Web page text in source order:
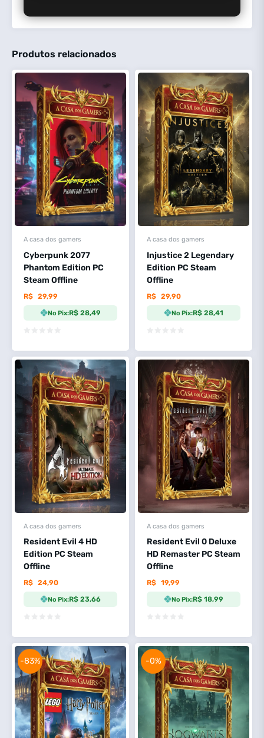
Produtos relacionados
A casa dos gamers
Cyberpunk 2077
Phantom Edition PC
Steam Offline
R$ 29,99
No Pix:R$ 28,49
A casa dos gamers
Injustice 2 Legendary
Edition PC Steam
Offline
R$ 29,90
No Pix:R$ 28,41
A casa dos gamers
Resident Evil 4 HD
Edition PC Steam
Offline
R$ 24,90
No Pix:R$ 23,66
A casa dos gamers
Resident Evil 0 Deluxe
HD Remaster PC Steam
Offline
R$ 19,99
No Pix:R$ 18,99
-83% -0%